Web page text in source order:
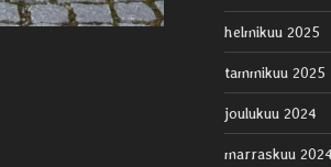
helmikuu 2025
tammikuu 2025
joulukuu 2024
marraskuu